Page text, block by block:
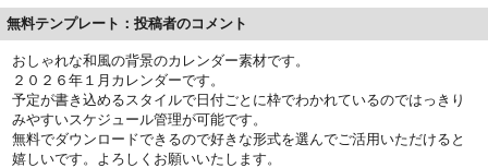
無料テンプレート：投稿者のコメント
おしゃれな和風の背景のカレンダー素材です。
２０２６年１月カレンダーです。
予定が書き込めるスタイルで日付ごとに枠でわかれているのではっきり
みやすいスケジュール管理が可能です。
無料でダウンロードできるので好きな形式を選んでご活用いただけると
嬉しいです。よろしくお願いいたします。